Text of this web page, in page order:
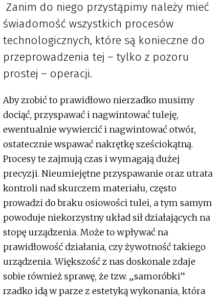
Zanim do niego przystąpimy należy mieć
świadomość wszystkich procesów
technologicznych, które są konieczne do
przeprowadzenia tej – tylko z pozoru
prostej – operacji.
Aby zrobić to prawidłowo nierzadko musimy
dociąć, przyspawać i nagwintować tuleję,
ewentualnie wywiercić i nagwintować otwór,
ostatecznie wspawać nakrętkę sześciokątną.
Procesy te zajmują czas i wymagają dużej
precyzji. Nieumiejętne przyspawanie oraz utrata
kontroli nad skurczem materiału, często
prowadzi do braku osiowości tulei, a tym samym
powoduje niekorzystny układ sił działających na
stopę urządzenia. Może to wpływać na
prawidłowość działania, czy żywotność takiego
urządzenia. Większość z nas doskonale zdaje
sobie również sprawę, że tzw. „samoróbki”
rzadko idą w parze z estetyką wykonania, która